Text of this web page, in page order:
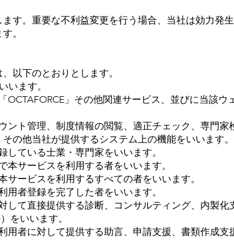
す。重要な不利益変更を行う場合、当社は効力発
。
以下のとおりとします。
います。
OCTAFORCE」その他関連サービス、並びに当該
ント管理、制度情報の閲覧、適正チェック、専門
の他当社が提供するシステム上の機能をいいます。
ている士業・専門家をいいます。
サービスを利用する者をいいます。
ービスを利用するすべての者をいいます。
者登録を完了した者をいいます。
て直接提供する診断、コンサルティング、内製化
をいいます。
用者に対して提供する助言、申請支援、書類作成支